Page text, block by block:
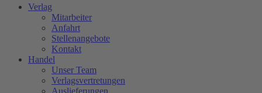
Verlag
Mitarbeiter
Anfahrt
Stellenangebote
Kontakt
Handel
Unser Team
Verlagsvertretungen
Auslieferungen